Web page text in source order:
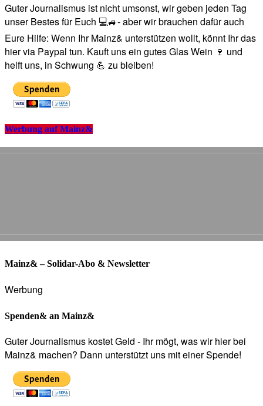
Guter Journalismus ist nicht umsonst, wir geben jeden Tag
unser Bestes für Euch 💻🚙- aber wir brauchen dafür auch
Eure Hilfe: Wenn Ihr Mainz& unterstützen wollt, könnt Ihr das
hier via Paypal tun. Kauft uns ein gutes Glas Wein 🍷 und
helft uns, in Schwung 💪 zu bleiben!
Werbung auf Mainz&
Mainz& – Solidar-Abo & Newsletter
Werbung
Spenden& an Mainz&
Guter Journalismus kostet Geld - Ihr mögt, was wir hier bei
Mainz& machen? Dann unterstützt uns mit einer Spende!